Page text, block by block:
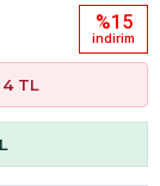
%15
i̇ndi̇ri̇m
TL